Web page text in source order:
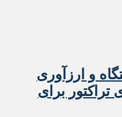
هزار دستگاه و ارزآوری
دلاری تراکتور برای